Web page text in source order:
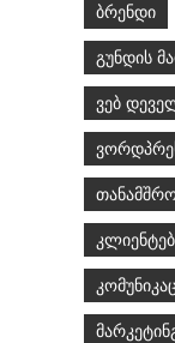
ბრენდი
გუნდის
ვებ